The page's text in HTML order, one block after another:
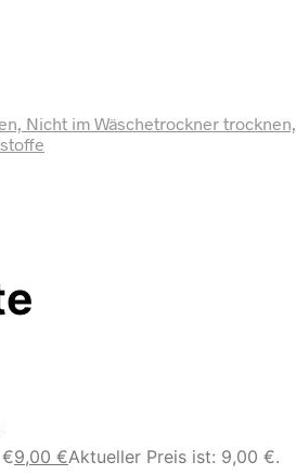
Nicht im Wäschetrockner
9,00 €Aktueller Preis ist: 9,00 €.